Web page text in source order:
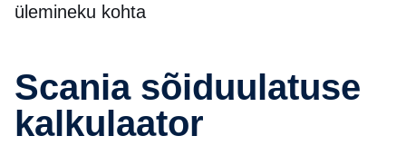
ülemineku kohta
Scania sõiduulatuse
kalkulaator